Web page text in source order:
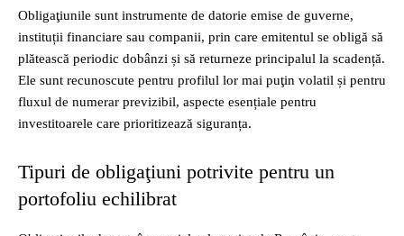
Obligaţiunile sunt instrumente de datorie emise de guverne,
instituții financiare sau companii, prin care emitentul se obligă să
plătească periodic dobânzi și să returneze principalul la scadență.
Ele sunt recunoscute pentru profilul lor mai puţin volatil și pentru
fluxul de numerar previzibil, aspecte esențiale pentru
investitoarele care prioritizează siguranța.
Tipuri de obligaţiuni potrivite pentru un
portofoliu echilibrat